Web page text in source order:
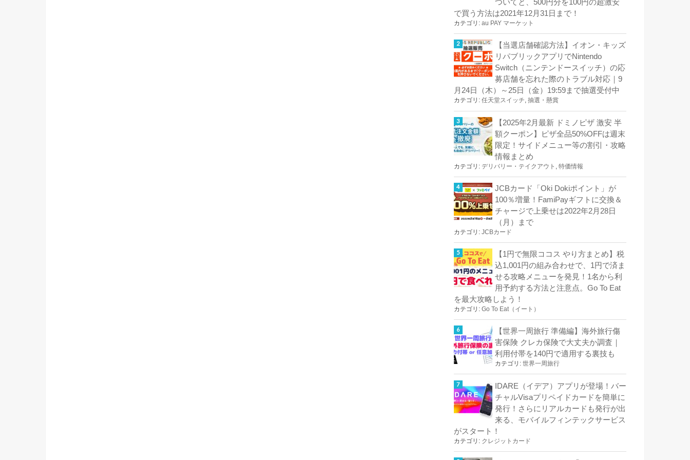
ついてと、500円分を100円の超激安
で買う方法は2021年12月31日まで！
カテゴリ: au PAY マーケット
【当選店舗確認方法】イオン・キッズ
リパブリックアプリでNintendo
Switch（ニンテンドースイッチ）の応
募店舗を忘れた際のトラブル対応｜9
月24日（木）～25日（金）19:59まで抽選受付中
カテゴリ: 任天堂スイッチ, 抽選・懸賞
【2025年2月最新 ドミノピザ 激安 半
額クーポン】ピザ全品50%OFFは週末
限定！サイドメニュー等の割引・攻略
情報まとめ
カテゴリ: デリバリー・テイクアウト 特価情報
JCBカード「Oki Dokiポイント」が
100％増量！FamiPayギフトに交換＆
チャージで上乗せは2022年2月28日
（月）まで
カテゴリ: JCBカード
【1円で無限ココス やり方まとめ】税
込1,001円の組み合わせで、1円で済ま
せる攻略メニューを発見！1名から利
用予約する方法と注意点。Go To Eat
を最大攻略しよう！
カテゴリ: Go To Eat（イート）
【世界一周旅行 準備編】海外旅行傷
害保険 クレカ保険で大丈夫か調査｜
利用付帯を140円で適用する裏技も
カテゴリ: 世界一周旅行
IDARE（イデア）アプリが登場！バー
チャルVisaプリペイドカードを簡単に
発行！さらにリアルカードも発行が出
来る、モバイルフィンテックサービス
がスタート！
カテゴリ: クレジットカード